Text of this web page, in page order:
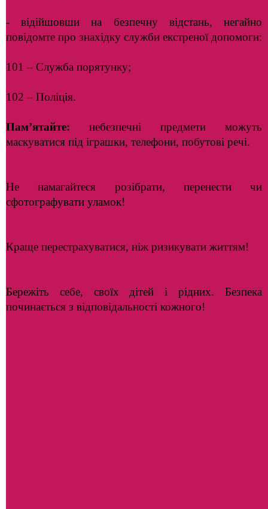
- відійшовши на безпечну відстань, негайно
повідомте про знахідку служби екстреної допомоги:
101 – Служба порятунку;
102 – Поліція.
Пам’ятайте: небезпечні предмети можуть
маскуватися під іграшки, телефони, побутові речі.
Не намагайтеся розібрати, перенести чи
сфотографувати уламок!
Краще перестрахуватися, ніж ризикувати життям!
Бережіть себе, своїх дітей і рідних. Безпека
починається з відповідальності кожного!